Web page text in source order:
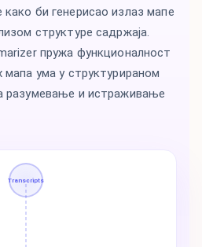
Transcripts
би генерисао излаз мапе
структуре садржаја.
пружа функционалност
мапа ума у структурираном
разумевање и истраживање